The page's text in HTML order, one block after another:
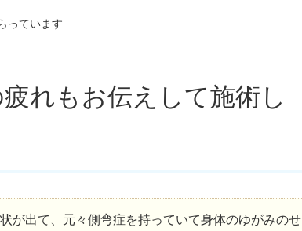
っています
れもお伝えして施術し
が出て、元々側弯症を持っていて身体のゆがみのせ